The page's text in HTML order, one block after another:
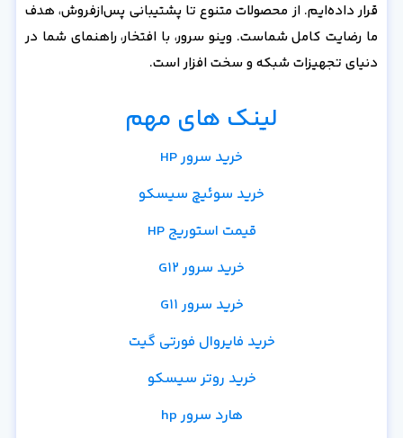
قرار داده‌ایم. از محصولات متنوع تا پشتیبانی پس‌از‌فروش، هدف
ما رضایت کامل شماست. وینو سرور، با افتخار، راهنمای شما در
دنیای تجهیزات شبکه و سخت افزار است.
لینک های مهم
خرید سرور HP
خرید سوئیچ سیسکو
قیمت استوریج HP
خرید سرور G12
خرید سرور G11
خرید فایروال فورتی گیت
خرید روتر سیسکو
هارد سرور hp